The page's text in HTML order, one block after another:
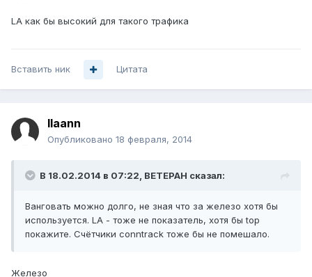
LA как бы высокий для такого трафика
Вставить ник Цитата
llaann
Опубликовано 18 февраля, 2014
В 18.02.2014 в 07:22, BETEPAH сказал:
Ванговать можно долго, не зная что за железо хотя бы
используется. LA - тоже не показатель, хотя бы top
покажите. Счётчики conntrack тоже бы не помешало.
Железо